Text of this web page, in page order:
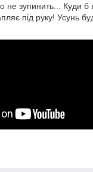
не зупинить... Куди б
під руку! Усунь